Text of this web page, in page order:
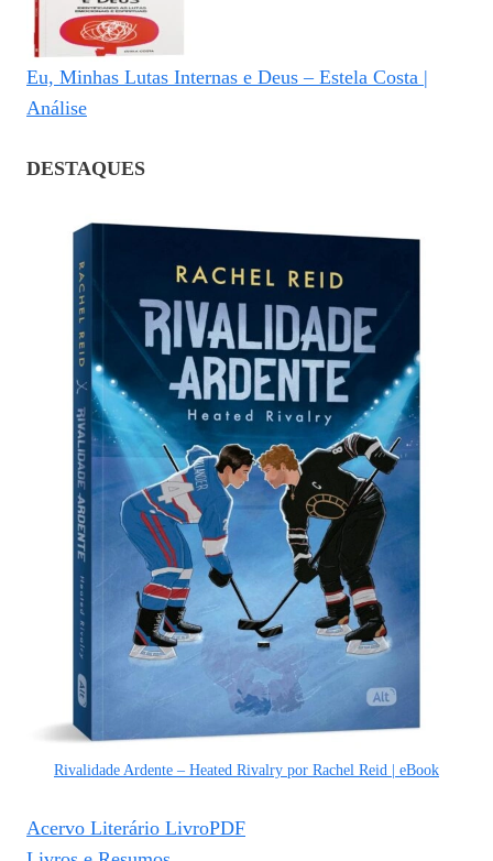
Eu, Minhas Lutas Internas e Deus – Estela Costa |
Análise
DESTAQUES
Rivalidade Ardente – Heated Rivalry por Rachel Reid | eBook
Acervo Literário LivroPDF